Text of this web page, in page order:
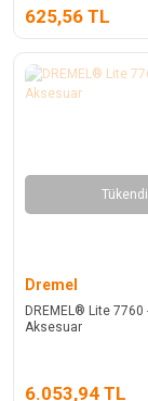
625,56 TL
Tükendi
Dremel
DREMEL® Lite 7760
Aksesuar
6.053,94 TL